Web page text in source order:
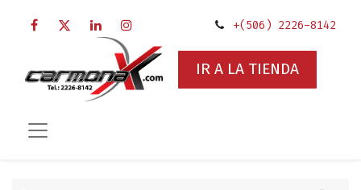
+(506) 2226-8142
IR A LA TIENDA